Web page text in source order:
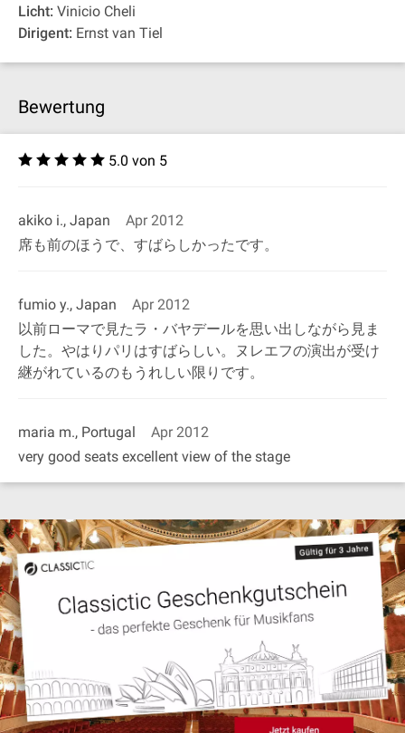
Licht: Vinicio Cheli
Dirigent: Ernst van Tiel
Bewertung
5.0 von 5
akiko i., Japan
Apr 2012
席も前のほうで、すばらしかったです。
fumio y., Japan
Apr 2012
以前ローマで見たラ・バヤデールを思い出しながら見ま
した。やはりパリはすばらしい。ヌレエフの演出が受け
継がれているのもうれしい限りです。
maria m., Portugal
Apr 2012
very good seats excellent view of the stage